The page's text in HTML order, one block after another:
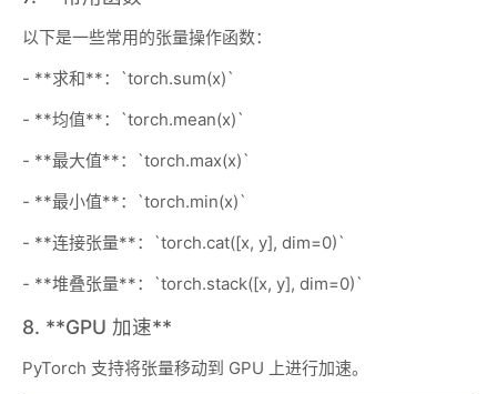
以下是一些常用的张量操作函数：
- **求和**：`torch.sum(x)`
- **均值**：`torch.mean(x)`
- **最大值**：`torch.max(x)`
- **最小值**：`torch.min(x)`
- **连接张量**：`torch.cat([x, y], dim=0)`
- **堆叠张量**：`torch.stack([x, y], dim=0)`
8. **GPU 加速**
PyTorch 支持将张量移动到 GPU 上进行加速。